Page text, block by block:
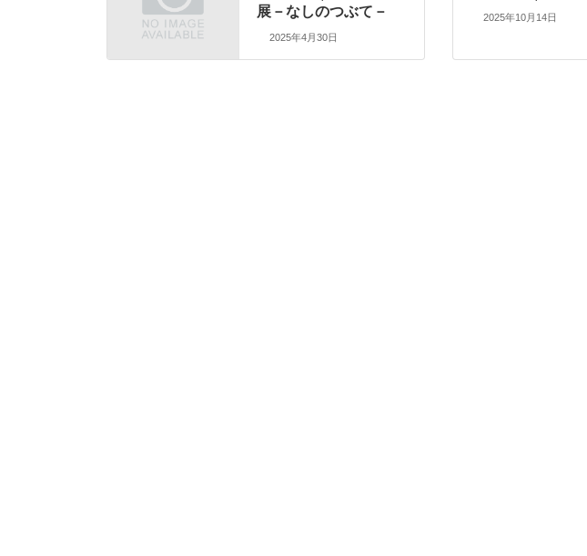
展－なしのつぶて－
2025年4月30日
2025年10月14日